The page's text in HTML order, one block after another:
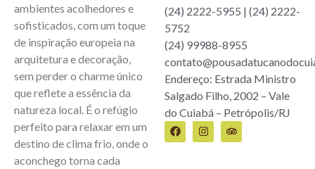
ambientes acolhedores e
sofisticados, com um toque
de inspiração europeia na
arquitetura e decoração,
sem perder o charme único
que reflete a essência da
natureza local. É o refúgio
perfeito para relaxar em um
destino de clima frio, onde o
aconchego torna cada
(24) 2222-5955 | (24) 2222-
5752
(24) 99988-8955
Endereço: Estrada Ministro
Salgado Filho, 2002 – Vale
do Cuiabá – Petrópolis/RJ